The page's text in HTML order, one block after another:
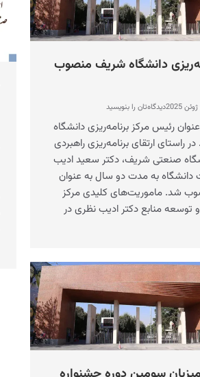
دانشگاه شریف منصوب
دیدگاه‌تان را بنویسید
رئیس مرکز برنامه‌ریزی دانشگاه
ارتقای برنامه‌ریزی راهبردی
صنعتی شریف، دکتر سعید ادیب
به مدت دو سال به عنوان
شد. ماموریت‌های کلیدی مرکز
و توسعه منابع دکتر ادیب نظری در